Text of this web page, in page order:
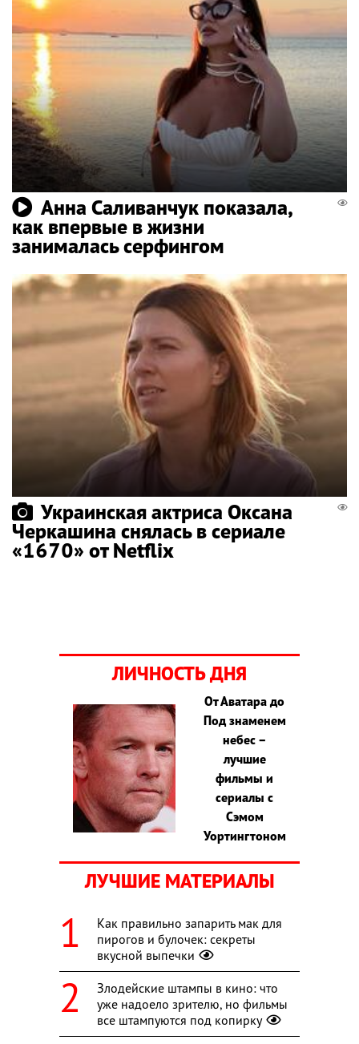
Анна Саливанчук показала,
как впервые в жизни
занималась серфингом
Украинская актриса Оксана
Черкашина снялась в сериале
«1670» от Netflix
ЛИЧНОСТЬ ДНЯ
От Аватара до
Под знаменем
небес –
лучшие
фильмы и
сериалы с
Сэмом
Уортингтоном
ЛУЧШИЕ МАТЕРИАЛЫ
Как правильно запарить мак для
пирогов и булочек: секреты
вкусной выпечки
Злодейские штампы в кино: что
уже надоело зрителю, но фильмы
все штампуются под копирку